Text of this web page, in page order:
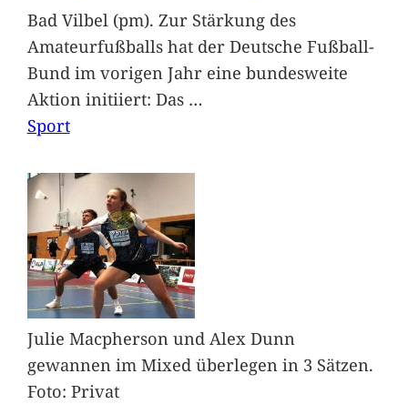
Bad Vilbel (pm). Zur Stärkung des
Amateurfußballs hat der Deutsche Fußball-
Bund im vorigen Jahr eine bundesweite
Aktion initiiert: Das …
Sport
Julie Macpherson und Alex Dunn
gewannen im Mixed überlegen in 3 Sätzen.
Foto: Privat